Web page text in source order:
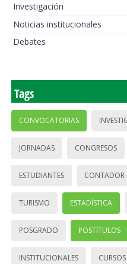
Investigación
Noticias institucionales
Debates
Tags
CONVOCATORIAS
JORNADAS CONGRESOS
ESTUDIANTES CONTADOR
TURISMO ESTADÍSTICA
POSGRADO POSTÍTULOS
INSTITUCIONALES CURSOS